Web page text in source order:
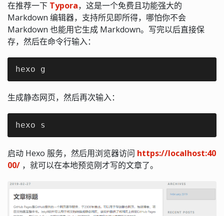
在推荐一下 Typora，这是一个免费且功能强大的
Markdown 编辑器，支持所见即所得，哪怕你不会
Markdown 也能用它生成 Markdown。写完以后直接保
存，然后在命令行输入：
hexo g
生成静态网页，然后再次输入：
hexo s
启动 Hexo 服务，然后用浏览器访问 https://localhost:40
00/ ，就可以在本地预览刚才写的文章了。